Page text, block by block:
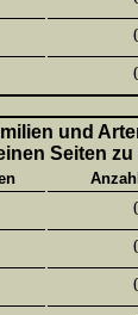
und
Seiten